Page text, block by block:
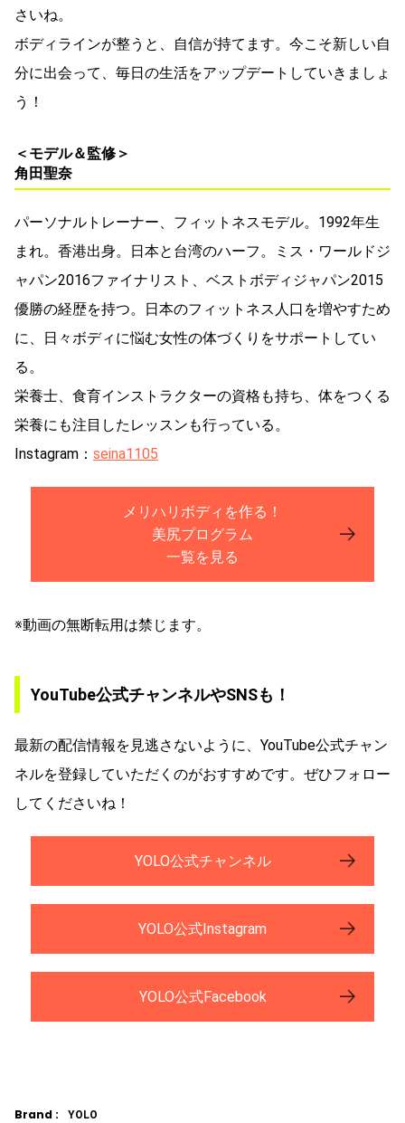
さいね。
ボディラインが整うと、自信が持てます。今こそ新しい自
分に出会って、毎日の生活をアップデートしていきましょ
う！
＜モデル＆監修＞
角田聖奈
パーソナルトレーナー、フィットネスモデル。1992年生
まれ。香港出身。日本と台湾のハーフ。ミス・ワールドジ
ャパン2016ファイナリスト、ベストボディジャパン2015
優勝の経歴を持つ。日本のフィットネス人口を増やすため
に、日々ボディに悩む女性の体づくりをサポートしてい
る。
栄養士、食育インストラクターの資格も持ち、体をつくる
栄養にも注目したレッスンも行っている。
Instagram： seina1105
メリハリボディを作る！
美尻プログラム
一覧を見る
※動画の無断転用は禁じます。
YouTube公式チャンネルやSNSも！
最新の配信情報を見逃さないように、YouTube公式チャン
ネルを登録していただくのがおすすめです。ぜひフォロー
してくださいね！
YOLO公式チャンネル
YOLO公式Instagram
YOLO公式Facebook
Brand : YOLO